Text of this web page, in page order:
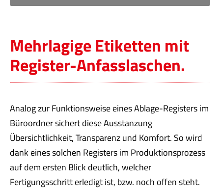
Mehrlagige Etiketten mit
Register-Anfasslaschen.
Analog zur Funktionsweise eines Ablage-Registers im
Büroordner sichert diese Ausstanzung
Übersichtlichkeit, Transparenz und Komfort. So wird
dank eines solchen Registers im Produktionsprozess
auf dem ersten Blick deutlich, welcher
Fertigungsschritt erledigt ist, bzw. noch offen steht.